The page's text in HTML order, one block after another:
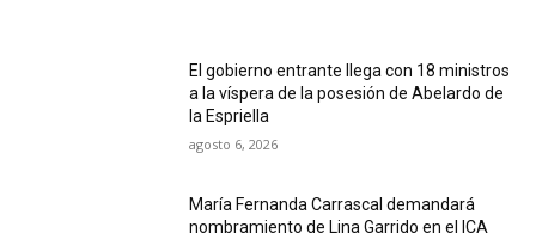
El gobierno entrante llega con 18 ministros
a la víspera de la posesión de Abelardo de
la Espriella
agosto 6, 2026
María Fernanda Carrascal demandará
nombramiento de Lina Garrido en el ICA